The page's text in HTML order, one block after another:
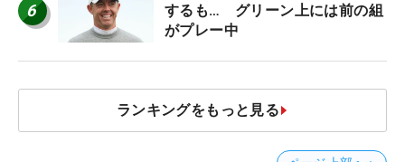
6
するも… グリーン上には前の組
がプレー中
ランキングをもっと見る